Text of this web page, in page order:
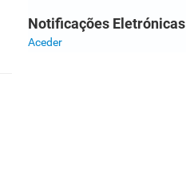
Notificações Eletrónicas
Aceder